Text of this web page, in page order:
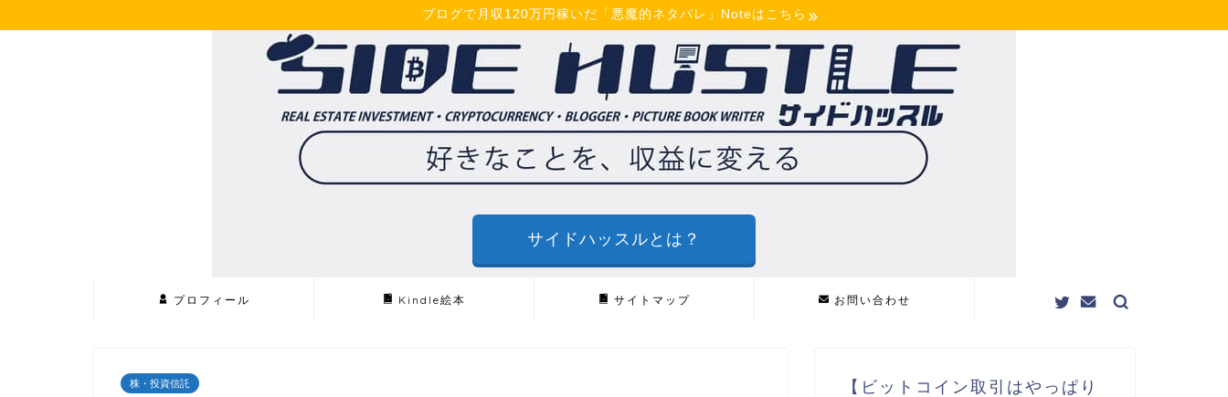
ブログで月収120万円稼いだ「悪魔的ネタバレ」Noteはこちら
サイドハッスルとは？
プロフィール Kindle絵本 サイトマップ お問い合わせ
株・投資信託
【ビットコイン取引はやっぱり